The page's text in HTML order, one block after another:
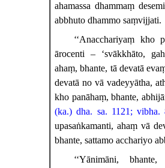
ahamassa dhammaṃ
abbhuto dhammo saṃvijjati.
‘‘Anacchariyaṃ kho
ārocenti – ‘svākkhāto,
ahaṃ, bhante, tā devatā
devatā no vā vadeyyātha,
kho panāhaṃ, bhante,
(ka.) dha. sa. 1121; vibha.
upasaṅkamanti, ahaṃ vā
bhante, sattamo acchariyo
‘‘Yānimāni,